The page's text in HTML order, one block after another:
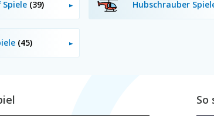
Spiele (39) Hubschrauber
(45)
So